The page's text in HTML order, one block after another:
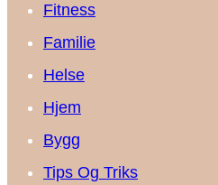
Fitness
Familie
Helse
Hjem
Bygg
Tips Og Triks